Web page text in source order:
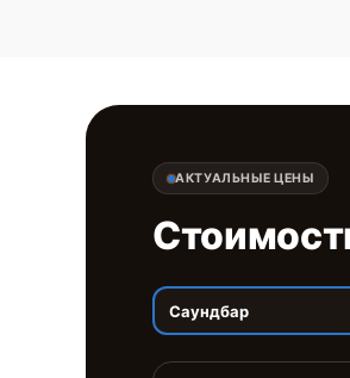
АКТУАЛЬНЫЕ ЦЕНЫ
Саундбар